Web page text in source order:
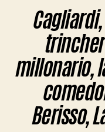
millonario,
Berisso,